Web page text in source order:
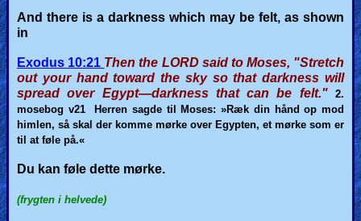
And there is a darkness which may be felt, as shown
in
Exodus 10:21 Then the LORD said to Moses, "Stretch
out your hand toward the sky so that darkness will
spread over Egypt—darkness that can be felt."
2.
mosebog v21Herren sagde til Moses: »Ræk din hånd op mod
himlen, så skal der komme mørke over Egypten, et mørke som er
til at føle på.«
Du kan føle dette mørke.
(frygten i helvede)